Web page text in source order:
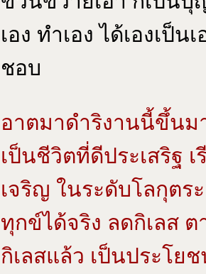
เอง ทำเอง ได้เองเป็
ชอบ
อาตมาดำริงานนี้ขึ้นม
เป็นชีวิตที่ดีประเสริฐ
เจริญ ในระดับโลกุต
ทุกข์ได้จริง ลดกิเลส
กิเลสแล้ว เป็นประโย